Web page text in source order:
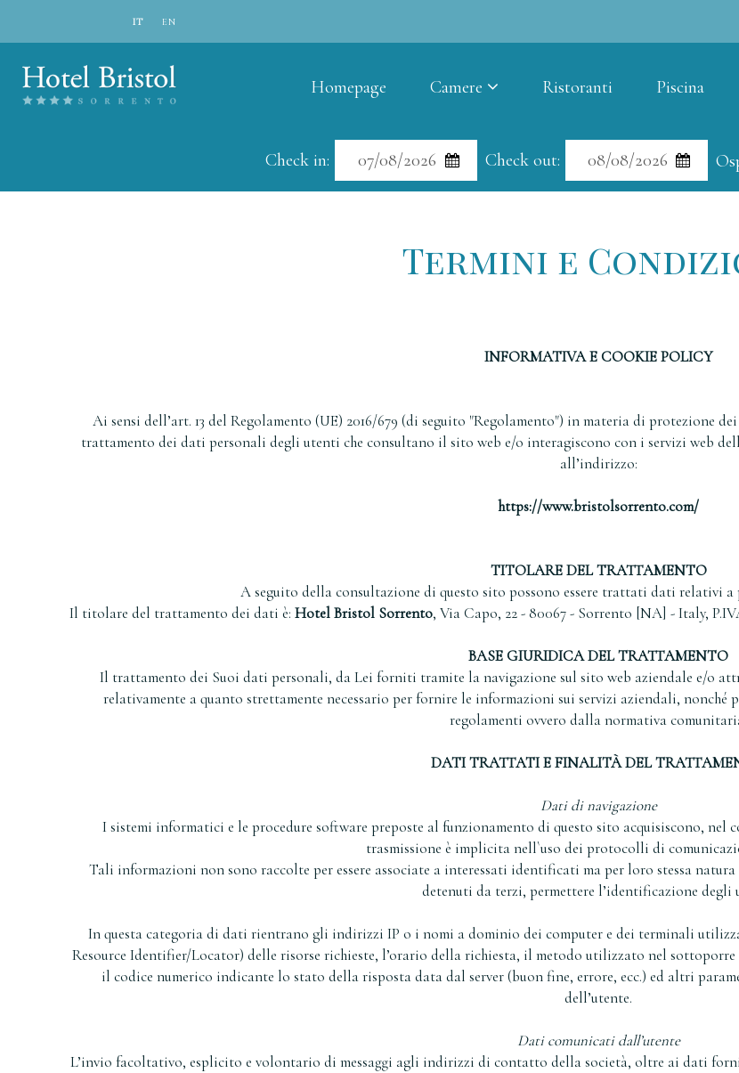
IT EN
Homepage Camere Ristoranti Piscina
Check in: Check out:
Termini e
INFORMATIVA E COOKIE POLICY
Ai sensi dell’art. 13 del Regolamento (UE) 2016/679 (di seguito "Regolamento") in materia di protezione
trattamento dei dati personali degli utenti che consultano il sito web e/o interagiscono con i servizi web
all’indirizzo:
https://www.bristolsorrento.com/
TITOLARE DEL TRATTAMENTO
A seguito della consultazione di questo sito possono essere trattati dati relativi
Il titolare del trattamento dei dati è: Hotel Bristol Sorrento, Via Capo, 22 - 80067 - Sorrento [NA] - Italy, P.IVA
BASE GIURIDICA DEL TRATTAMENTO
Il trattamento dei Suoi dati personali, da Lei forniti tramite la navigazione sul sito web aziendale e/o
relativamente a quanto strettamente necessario per fornire le informazioni sui servizi aziendali,
regolamenti ovvero dalla normativa
DATI TRATTATI E FINALITÀ DEL
Dati di navigazione
I sistemi informatici e le procedure software preposte al funzionamento di questo sito acquisiscono,
trasmissione è implicita nell`uso dei protocolli di
Tali informazioni non sono raccolte per essere associate a interessati identificati ma per loro stessa
detenuti da terzi, permettere l’identificazione degli
In questa categoria di dati rientrano gli indirizzi IP o i nomi a dominio dei computer e dei terminali
Resource Identifier/Locator) delle risorse richieste, l’orario della richiesta, il metodo utilizzato nel
il codice numerico indicante lo stato della risposta data dal server (buon fine, errore, ecc.) ed altri
dell’utente.
Dati comunicati dall’utente
L’invio facoltativo, esplicito e volontario di messaggi agli indirizzi di contatto della società, oltre ai dati